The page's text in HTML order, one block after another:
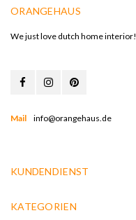
ORANGEHAUS
We just love dutch home interior!
Mail info@orangehaus.de
KUNDENDIENST
KATEGORIEN